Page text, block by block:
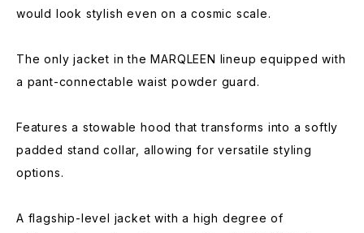
would look stylish even on a cosmic scale.
The only jacket in the MARQLEEN lineup equipped with
a pant-connectable waist powder guard.
Features a stowable hood that transforms into a softly
padded stand collar, allowing for versatile styling
options.
A flagship-level jacket with a high degree of